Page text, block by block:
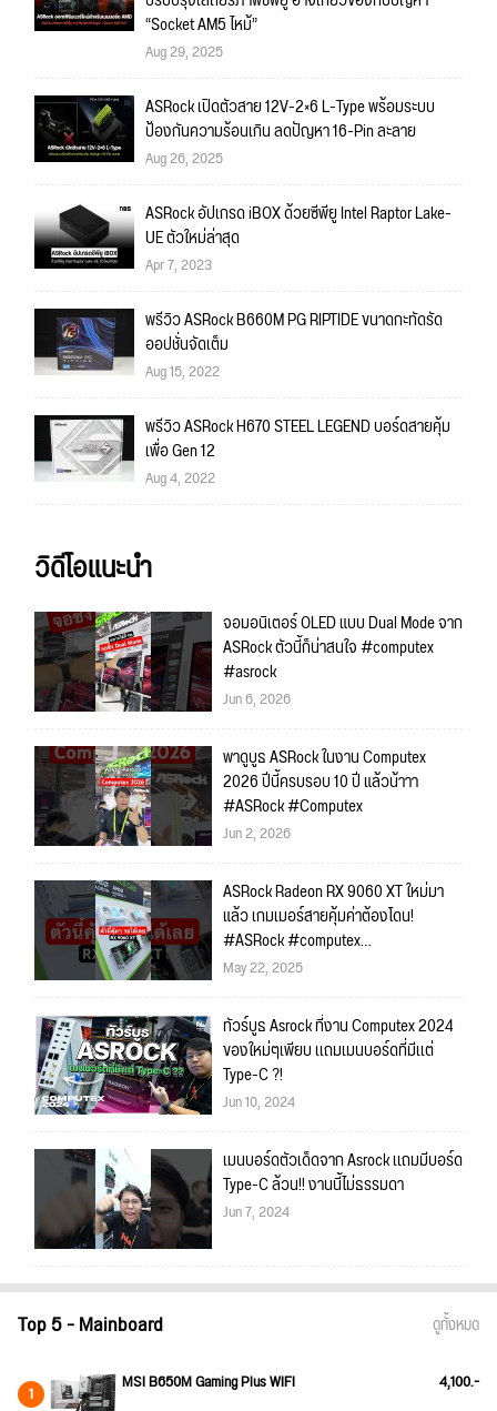
“Socket AM5 ไหม้”
Aug 29, 2025
ASRock เปิดตัวสาย 12V-2×6 L-Type พร้อมระบบ
ป้องกันความร้อนเกิน ลดปัญหา 16-Pin ละลาย
Aug 26, 2025
ASRock อัปเกรด iBOX ด้วยซีพียู Intel Raptor Lake-
UE ตัวใหม่ล่าสุด
Apr 7, 2023
พรีวิว ASRock B660M PG RIPTIDE ขนาดกะทัดรัด
ออปชั่นจัดเต็ม
Aug 15, 2022
พรีวิว ASRock H670 STEEL LEGEND บอร์ดสายคุ้ม
เพื่อ Gen 12
Aug 4, 2022
วิดีโอแนะนำ
จอมอนิเตอร์ OLED แบบ Dual Mode จาก
ASRock ตัวนี้ก็น่าสนใจ #computex
#asrock
Jun 6, 2026
พาดูบูธ ASRock ในงาน Computex
2026 ปีนี้ครบรอบ 10 ปี แล้วน้าาา
#ASRock #Computex
Jun 2, 2026
ASRock Radeon RX 9060 XT ใหม่มา
แล้ว เกมเมอร์สายคุ้มค่าต้องโดน!
#ASRock #computex
#computex2025
May 22, 2025
ทัวร์บูธ Asrock ที่งาน Computex 2024
ของใหม่ๆเพียบ เเถมเมนบอร์ดที่มีเเต่
Type-C ?!
Jun 10, 2024
เมนบอร์ดตัวเด็ดจาก Asrock เเถมมีบอร์ด
Type-C ล้วน!! งานนี้ไม่ธรรมดา
Jun 7, 2024
Top 5 - Mainboard ดูทั้งหมด
1 MSI B650M Gaming Plus WIFI 4,100.-